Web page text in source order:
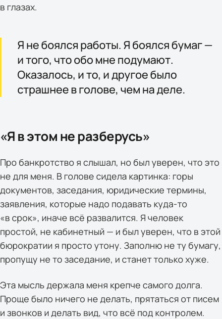
в глазах.
Я не боялся работы. Я боялся бумаг —
и того, что обо мне подумают.
Оказалось, и то, и другое было
страшнее в голове, чем на деле.
«Я в этом не разберусь»
Про банкротство я слышал, но был уверен, что это
не для меня. В голове сидела картинка: горы
документов, заседания, юридические термины,
заявления, которые надо подавать куда-то
«в срок», иначе всё развалится. Я человек
простой, не кабинетный — и был уверен, что в этой
бюрократии я просто утону. Заполню не ту бумагу,
пропущу не то заседание, и станет только хуже.
Эта мысль держала меня крепче самого долга.
Проще было ничего не делать, прятаться от писем
и звонков и делать вид, что всё под контролем.